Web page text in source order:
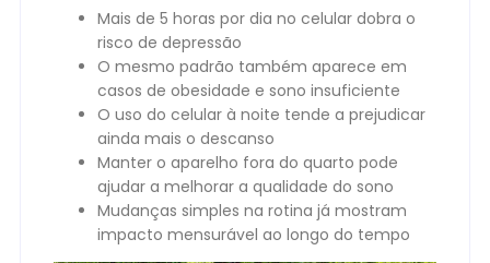
Mais de 5 horas por dia no celular dobra o
risco de depressão
O mesmo padrão também aparece em
casos de obesidade e sono insuficiente
O uso do celular à noite tende a prejudicar
ainda mais o descanso
Manter o aparelho fora do quarto pode
ajudar a melhorar a qualidade do sono
Mudanças simples na rotina já mostram
impacto mensurável ao longo do tempo